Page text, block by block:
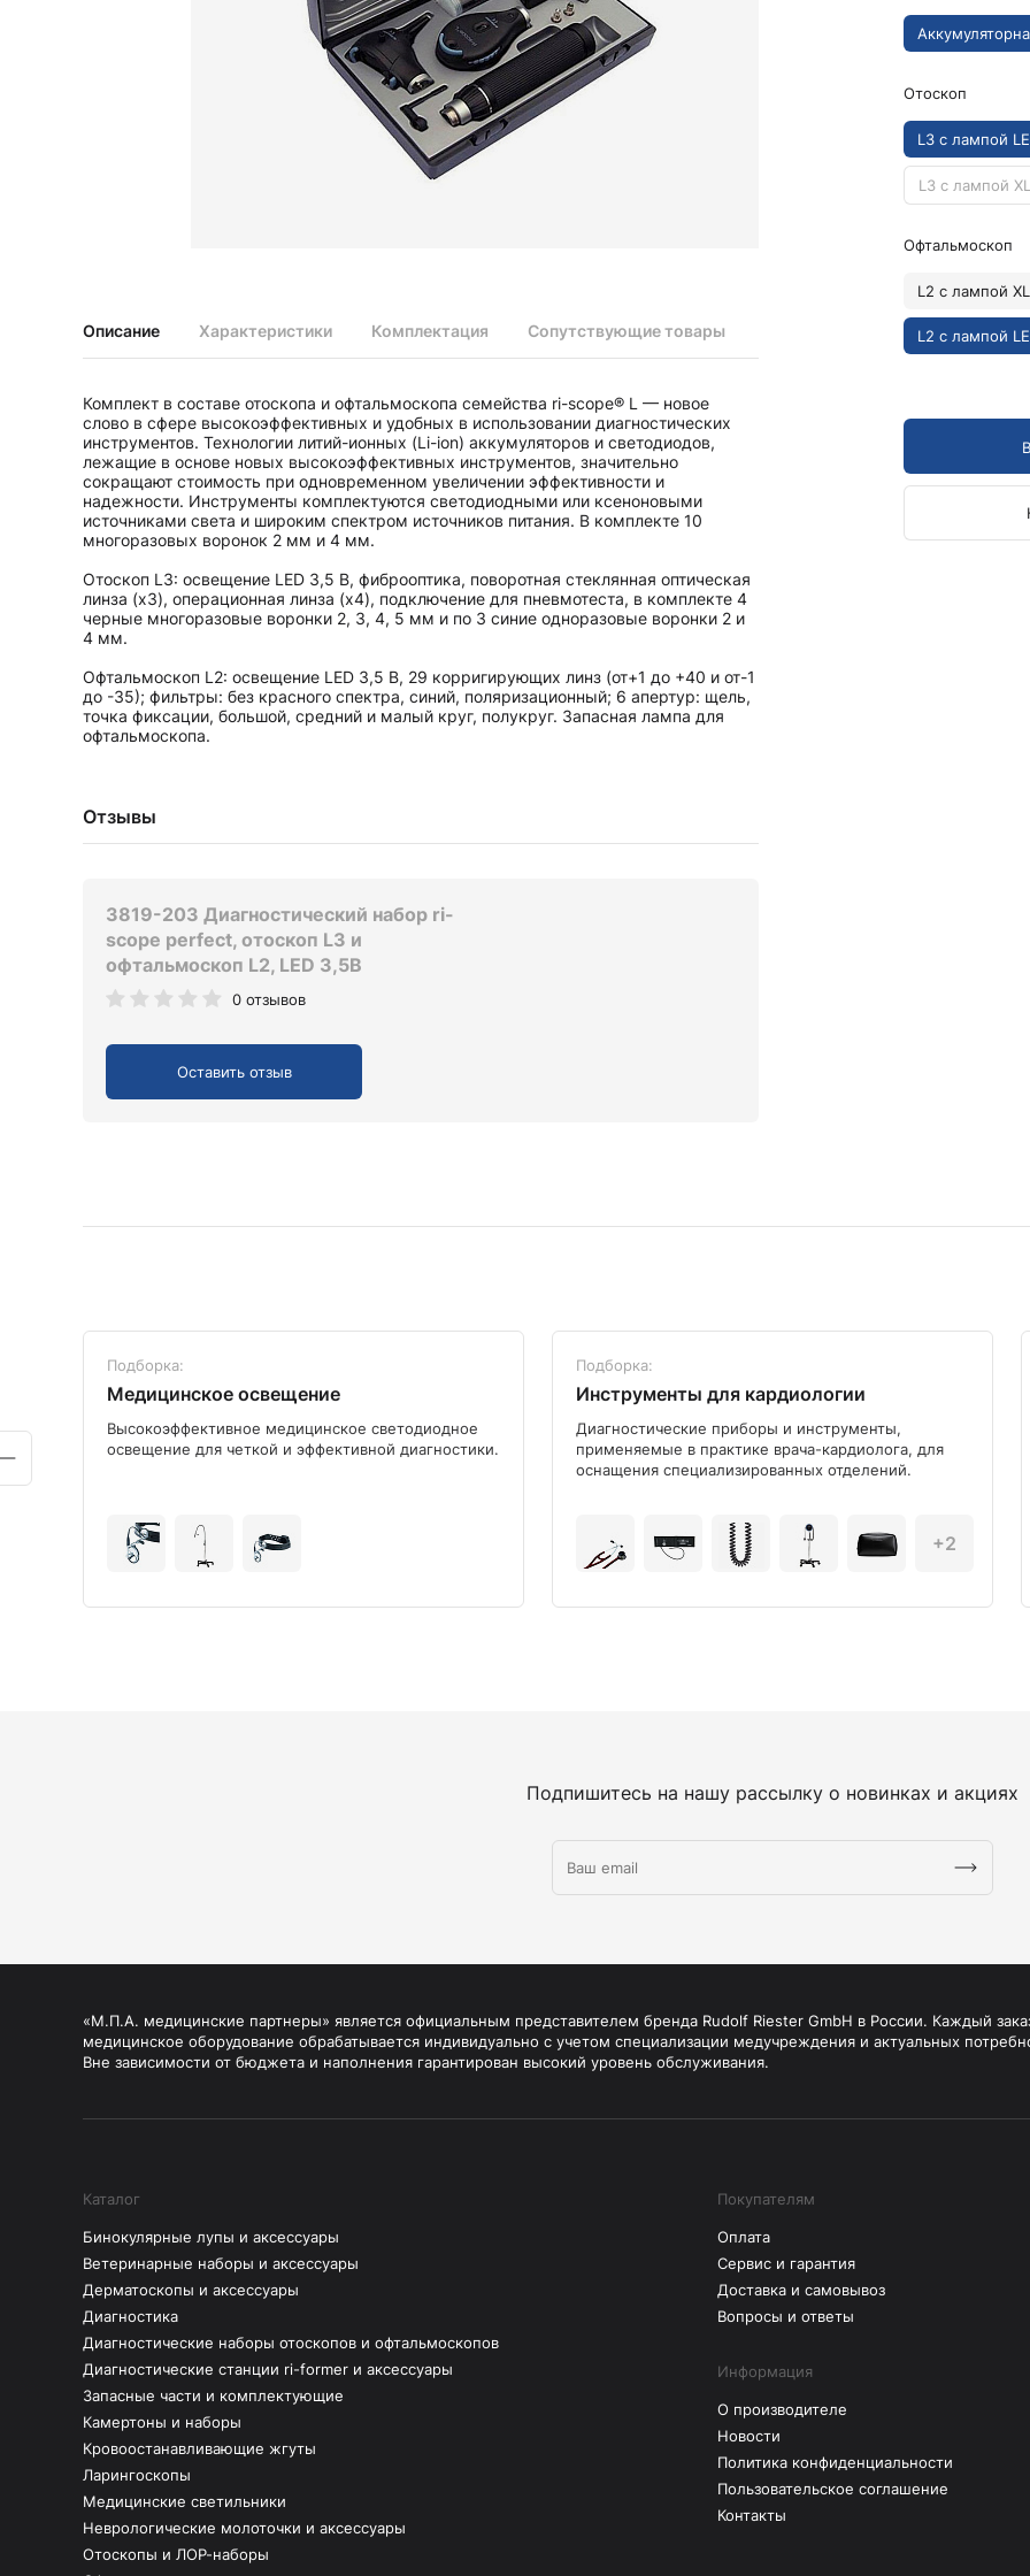
Диагностические наборы perfect
Диагностические наборы ri-scope L
Диагностические наборы uni, May
Неврологические молоточки и аксессуары
Аксессуары для неврологических молоточков
Ретиноскопы и наборы ri-vision
Запасные части для стетоскопов
Стетоскопы
Камертоны и наборы
Камертоны
Наборы камертонов
Запасные части к медицинским светильникам
Пульсоксиметры ri-fox N
Термометры и аксессуары
Описание Характеристики Комплектация Сопутствующие товары
Комплект в составе отоскопа и офтальмоскопа семейства ri-scope® L — новое
слово в сфере высокоэффективных и удобных в использовании диагностических
инструментов. Технологии литий-ионных (Li-ion) аккумуляторов и светодиодов,
лежащие в основе новых высокоэффективных инструментов, значительно
сокращают стоимость при одновременном увеличении эффективности и
надежности. Инструменты комплектуются светодиодными или ксеноновыми
источниками света и широким спектром источников питания. В комплекте 10
многоразовых воронок 2 мм и 4 мм.
Отоскоп L3: освещение LED 3,5 В, фиброоптика, поворотная стеклянная оптическая
линза (х3), операционная линза (х4), подключение для пневмотеста, в комплекте 4
черные многоразовые воронки 2, 3, 4, 5 мм и по 3 синие одноразовые воронки 2 и
4 мм.
Офтальмоскоп L2: освещение LED 3,5 В, 29 корригирующих линз (от+1 до +40 и от-1
до -35); фильтры: без красного спектра, синий, поляризационный; 6 апертур: щель,
точка фиксации, большой, средний и малый круг, полукруг. Запасная лампа для
офтальмоскопа.
Отзывы
3819-203 Диагностический набор ri-
scope perfect, отоскоп L3 и
офтальмоскоп L2, LED 3,5В
0 отзывов
Оставить отзыв
Отоскоп
L3 с лампой
L3 с лампой
Офтальмоскоп
L2 с лампой
L2 с лампой
Подборка:
Медицинское освещение
Высокоэффективное медицинское светодиодное
освещение для четкой и эффективной диагностики.
Подборка:
Инструменты для кардиологии
Диагностические приборы и инструменты,
применяемые в практике врача-кардиолога, для
оснащения специализированных отделений.
+2
Подпишитесь на нашу рассылку о новинках и акциях
«М.П.А. медицинские партнеры» является официальным представителем бренда Rudolf Riester GmbH в России. Каждый
медицинское оборудование обрабатывается индивидуально с учетом специализации медучреждения и актуальных
Вне зависимости от бюджета и наполнения гарантирован высокий уровень обслуживания.
Каталог
Бинокулярные лупы и аксессуары
Ветеринарные наборы и аксессуары
Дерматоскопы и аксессуары
Диагностика
Диагностические наборы отоскопов и офтальмоскопов
Диагностические станции ri-former и аксессуары
Запасные части и комплектующие
Камертоны и наборы
Кровоостанавливающие жгуты
Ларингоскопы
Медицинские светильники
Неврологические молоточки и аксессуары
Отоскопы и ЛОР-наборы
Покупателям
Оплата
Сервис и гарантия
Доставка и самовывоз
Вопросы и ответы
Информация
О производителе
Новости
Политика конфиденциальности
Пользовательское соглашение
Контакты